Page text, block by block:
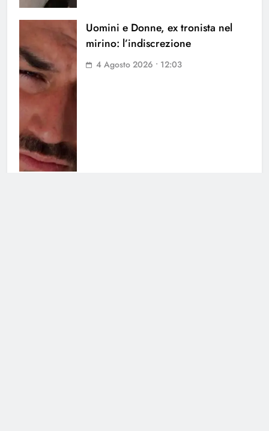
Uomini e Donne, ex tronista nel
mirino: l’indiscrezione
4 Agosto 2026 • 12:03